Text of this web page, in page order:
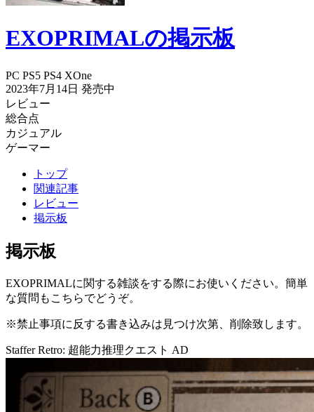
EXOPRIMALの掲示板
PC PS5 PS4 XOne
2023年7月14日 発売中
レビュー
総合点
カジュアル
ゲーマー
トップ
関連記事
レビュー
掲示板
掲示板
EXOPRIMALに関する雑談をする際にお使いください。簡単
な質問もこちらでどうぞ。
※禁止事項に反する書き込みは見つけ次第、削除致します。
Staffer Retro: 超能力推理クエスト AD